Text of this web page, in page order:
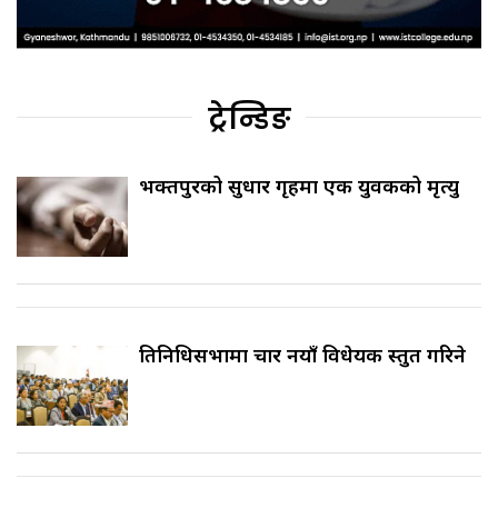
ट्रेन्डिङ
भक्तपुरको सुधार गृहमा एक युवकको मृत्यु
प्रतिनिधिसभामा चार नयाँ विधेयक प्रस्तुत गरिने